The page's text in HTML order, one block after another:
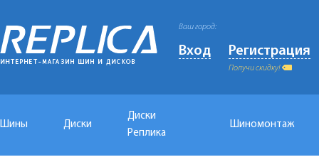
Ваш город:
Вход Регистрация
Получи скидку!
Шины Диски
Диски
Реплика
Шиномонтаж